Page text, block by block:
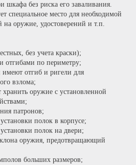
шкафа без риска его заваливания.
специальное место для необходимой
оружие, удостоверений и т.п.
без учета краски);
отгибами по периметру;
отгиб и ригели для
взлома;
оружие с установленной
патронов;
полок в корпусе;
полок на двери;
оружия, предотвращающий
больших размеров;